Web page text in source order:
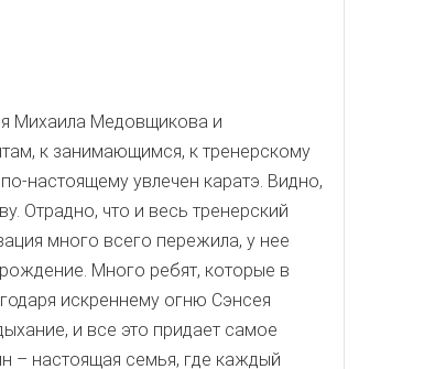
Михаила Медовщикова и
к занимающимся, к тренерскому
настоящему увлечен каратэ. Видно,
Отрадно, что и весь тренерский
много всего пережила, у нее
Много ребят, которые в
искреннему огню Сэнсея
и все это придает самое
– настоящая семья, где каждый